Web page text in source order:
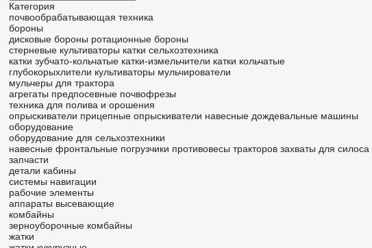
Категория
почвообрабатывающая техника
бороны
дисковые бороны ротационные бороны
стерневые культиваторы катки сельхозтехника
катки зубчато-кольчатые катки-измельчители катки кольчатые
глубокорыхлители культиваторы мульчирователи
мульчеры для трактора
агрегаты предпосевные почвофрезы
техника для полива и орошения
опрыскиватели прицепные опрыскиватели навесные дождевальные машины
оборудование
оборудование для сельхозтехники
навесные фронтальные погрузчики противовесы тракторов захваты для силоса
запчасти
детали кабины
системы навигации
рабочие элементы
аппараты высевающие
комбайны
зерноуборочные комбайны
жатки